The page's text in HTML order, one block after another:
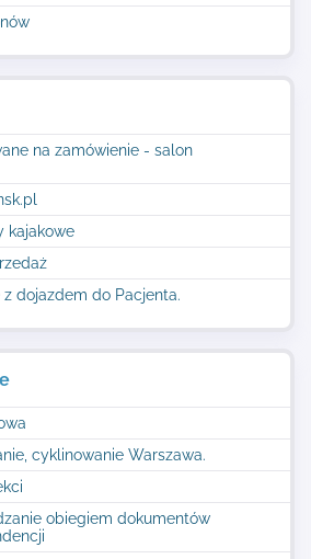
na zamówienie - salon
kajakowe
z dojazdem do Pacjenta.
cyklinowanie Warszawa.
obiegiem dokumentów